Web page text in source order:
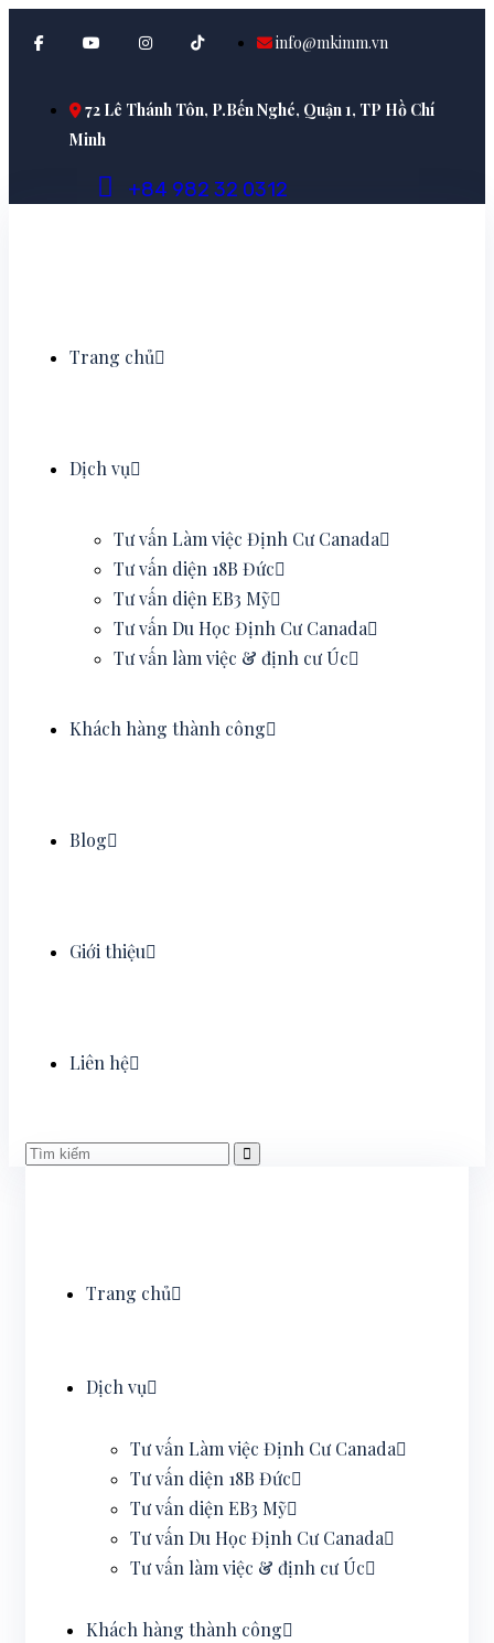
info@mkimm.vn
72 Lê Thánh Tôn, P.Bến Nghé, Quận 1, TP Hồ Chí
Minh
+84 982 32 0312
Trang chủ
Dịch vụ
Tư vấn Làm việc Định Cư Canada
Tư vấn diện 18B Đức
Tư vấn diện EB3 Mỹ
Tư vấn Du Học Định Cư Canada
Tư vấn làm việc & định cư Úc
Khách hàng thành công
Blog
Giới thiệu
Liên hệ
Trang chủ
Dịch vụ
Tư vấn Làm việc Định Cư Canada
Tư vấn diện 18B Đức
Tư vấn diện EB3 Mỹ
Tư vấn Du Học Định Cư Canada
Tư vấn làm việc & định cư Úc
Khách hàng thành công